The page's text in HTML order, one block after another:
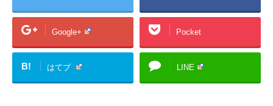
Google+ Pocket
B! はてブ LINE